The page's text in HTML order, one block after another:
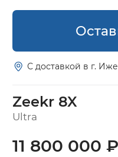
С доставкой в г.
Zeekr 8X
Ultra
11 800 000 ₽